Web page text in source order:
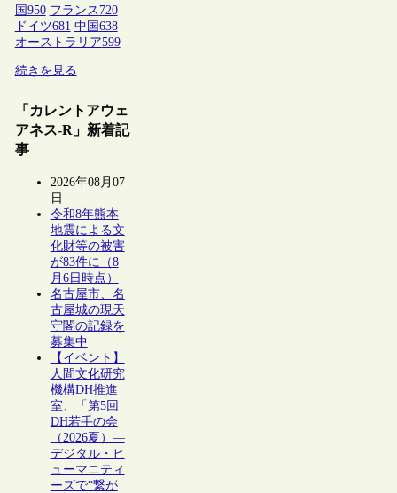
国 950 フランス 720
ドイツ681 中国 638
オーストラリア599
続きを見る
「カレントアウェ
アネス-R」新着記
事
2026年08月07
日
令和8年熊本
地震による文
化財等の被害
が83件に（8
月6日時点）
名古屋市、名
古屋城の現天
守閣の記録を
募集中
【イベント】
人間文化研究
機構DH推進
室、「第5回
DH若手の会
（2026夏）―
デジタル・ヒ
ューマニティ
ーズで“繋が